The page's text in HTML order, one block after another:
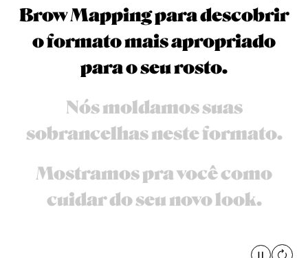
Brow Mapping para descobrir
o formato mais apropriado
para o seu rosto.
Nós moldamos suas
sobrancelhas neste formato.
Mostramos pra você como
cuidar do seu novo look.
Pause